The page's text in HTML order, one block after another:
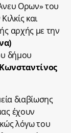
Ορων» του
και
αρχής με την
δήμου
Κωνσταντίνος
διαβίωσης
έχουν
λόγω του